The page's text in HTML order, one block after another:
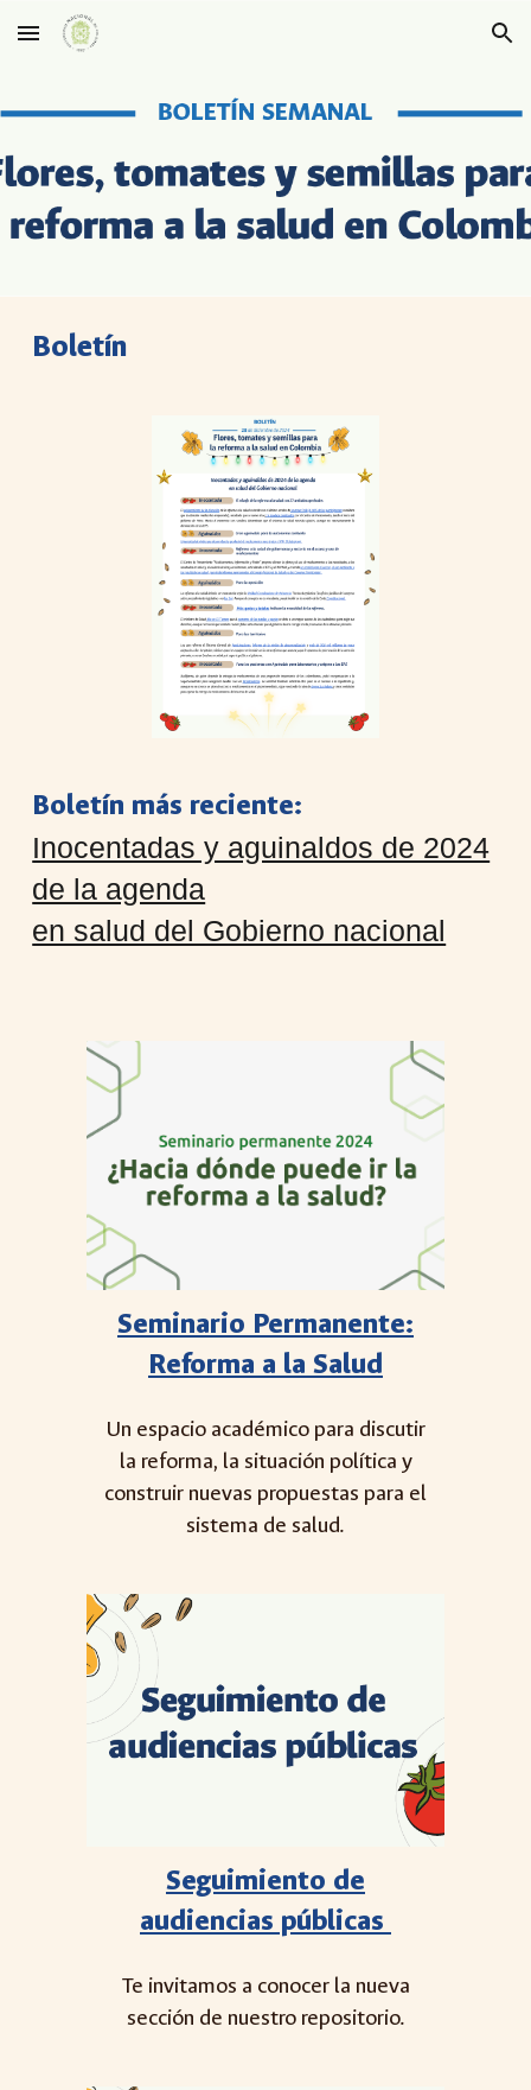
Skip to main content Skip to navigation
Boletín
Boletín más reciente:
Inocentadas y aguinaldos de 2024
de la agenda
en salud del Gobierno nacional
Seminario Permanente:
Reforma a la Salud
Un espacio académico para discutir
la reforma, la situación política y
construir nuevas propuestas para el
sistema de salud.
Seguimiento de
audiencias públicas
Te invitamos a conocer la nueva
sección de nuestro repositorio.